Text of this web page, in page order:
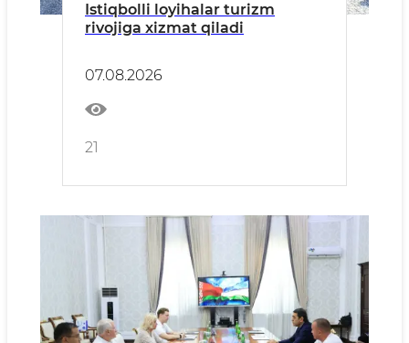
Istiqbolli loyihalar turizm
rivojiga xizmat qiladi
07.08.2026
21